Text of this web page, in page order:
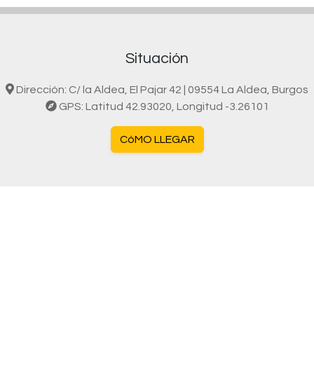
Situación
Dirección: C/ la Aldea, El Pajar 42 | 09554 La Aldea, Burgos
GPS: Latitud 42.93020, Longitud -3.26101
CóMO LLEGAR